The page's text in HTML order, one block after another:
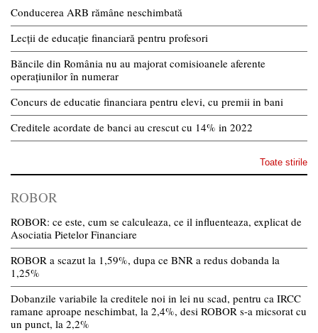
Conducerea ARB rămâne neschimbată
Lecții de educație financiară pentru profesori
Băncile din România nu au majorat comisioanele aferente
operațiunilor în numerar
Concurs de educatie financiara pentru elevi, cu premii in bani
Creditele acordate de banci au crescut cu 14% in 2022
Toate stirile
ROBOR
ROBOR: ce este, cum se calculeaza, ce il influenteaza, explicat de
Asociatia Pietelor Financiare
ROBOR a scazut la 1,59%, dupa ce BNR a redus dobanda la
1,25%
Dobanzile variabile la creditele noi in lei nu scad, pentru ca IRCC
ramane aproape neschimbat, la 2,4%, desi ROBOR s-a micsorat cu
un punct, la 2,2%